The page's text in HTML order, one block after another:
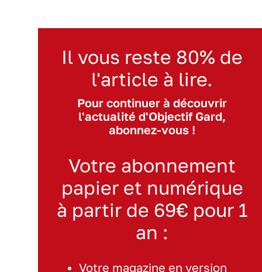
Il vous reste 80% de
l'article à lire.
Pour continuer à découvrir
l'actualité d'Objectif Gard,
abonnez-vous !
Votre abonnement
papier et numérique
à partir de 69€ pour 1
an :
Votre magazine en version